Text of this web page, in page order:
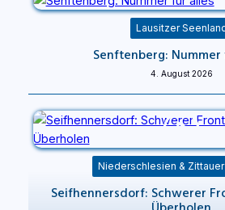
Lausitzer
Senftenberg: Nummer
4. August 2026
Niederschlesien &
Seifhennersdorf: Schwerer
Überholen